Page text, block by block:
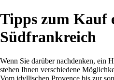
Tipps zum Kauf
Südfrankreich
Wenn Sie darüber nachdenken, ein
stehen Ihnen verschiedene
Vom idyllischen Provence bis zur